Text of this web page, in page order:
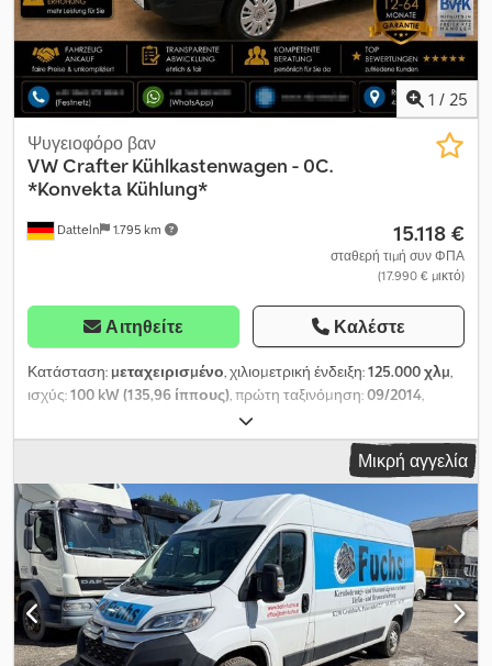
1 / 25
Datteln 1.795 km
Ψυγειοφόρο βαν
VWCrafter Kühlkastenwagen - 0C.
*Konvekta Kühlung*
15.118 €
σταθερή τιμή συν ΦΠΑ
(17.990 € μικτό)
Αιτηθείτε Καλέστε
Κατάσταση: μεταχειρισμένο, χιλιομετρική ένδειξη:125.000 χλμ,
ισχύς:100 kW (135,96 ίππους) , πρώτη ταξινόμηση:09/2014
, συνολικό βάρος:
λευκό, τύπος μετάδοσης:μηχανικός, κατηγορία εκπομπών:Euro
ABS, κεντρικό κλείδωμα,
κλιματισμός, φίλτρο αιθάλης, Αγοράστε online.
Χρηματοδοτήστε ψηφιακά. Παραλάβετε σε όλη τη Γερμανία. ----
Ξεκινήστε μια συνομιλία μέσω WhatsApp τώρα: Επικοινωνήστε
γρήγορα και εύκολα με τον σύμβουλο πωλήσεών μας.
Εσωτερικός αριθμός ταυτότητας: [3539]---- Τα πλεονεκτήματά
σας μαζί μας: * Ψηφιακή συμβουλευτική μέσω τηλεφώνου ή
WhatsApp * Επιλογές χρηματοδότησης, ακόμη και χωρίς
προκαταβολή * Αποδοχή του οχήματός σας, ανεξάρτητα από το
Μικρή αγγελία